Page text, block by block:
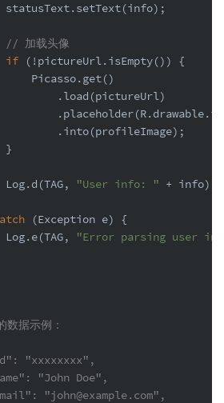
statusText.setText(info);
// 加载头像
if (!pictureUrl.isEmpty()) {
Picasso.get()
.load(pictureUrl)
.into(profileImage);
}
Log.d(TAG,
"User info: " + info);
(Exception e) {
Log.e(TAG,
"Error parsing user
据示例：
"xxxxxxxx",
"John Doe",
"john@example.com",